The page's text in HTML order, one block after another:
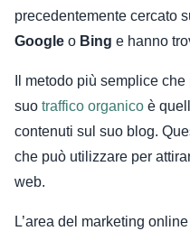
precedentemente cercato
Google o Bing e hanno
Il metodo più semplice
suo traffico organico è
contenuti sul suo blog.
che può utilizzare per
web.
L’area del marketing